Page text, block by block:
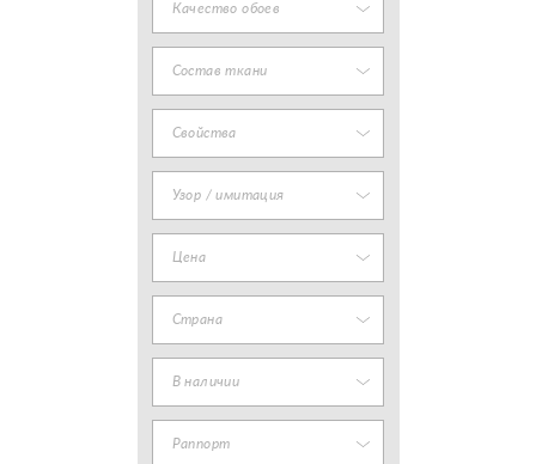
Качество обоев
Состав ткани
Свойства
Узор / имитация
Цена
Страна
В наличии
Раппорт